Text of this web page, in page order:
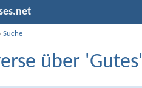
›Suche
über 'Gutes'